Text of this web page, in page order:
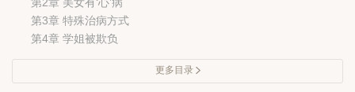
第3章 特殊治病方式
第4章 学姐被欺负
更多目录